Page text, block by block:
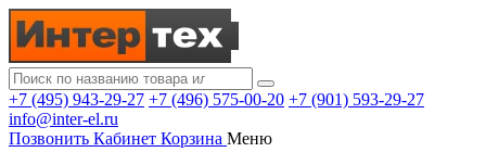
+7 (495) 943-29-27 +7 (496) 575-00-20 +7 (901) 593-29-27
info@inter-el.ru
Позвонить Кабинет Корзина Меню